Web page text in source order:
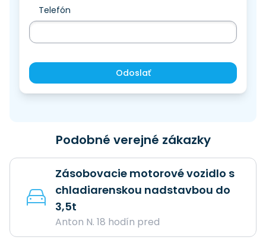
Telefón
Odoslať
Podobné verejné zákazky
Zásobovacie motorové vozidlo s
chladiarenskou nadstavbou do
3,5t
Anton N. 18 hodín pred